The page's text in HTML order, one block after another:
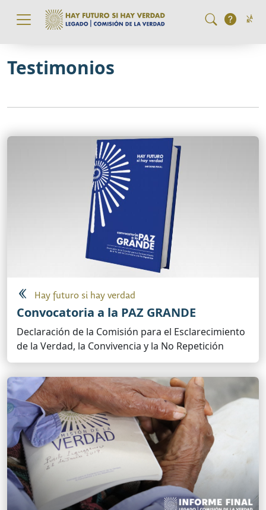
Pasar al contenido principal
Testimonios
Hay futuro si hay verdad
Convocatoria a la PAZ GRANDE
Declaración de la Comisión para el Esclarecimiento
de la Verdad, la Convivencia y la No Repetición